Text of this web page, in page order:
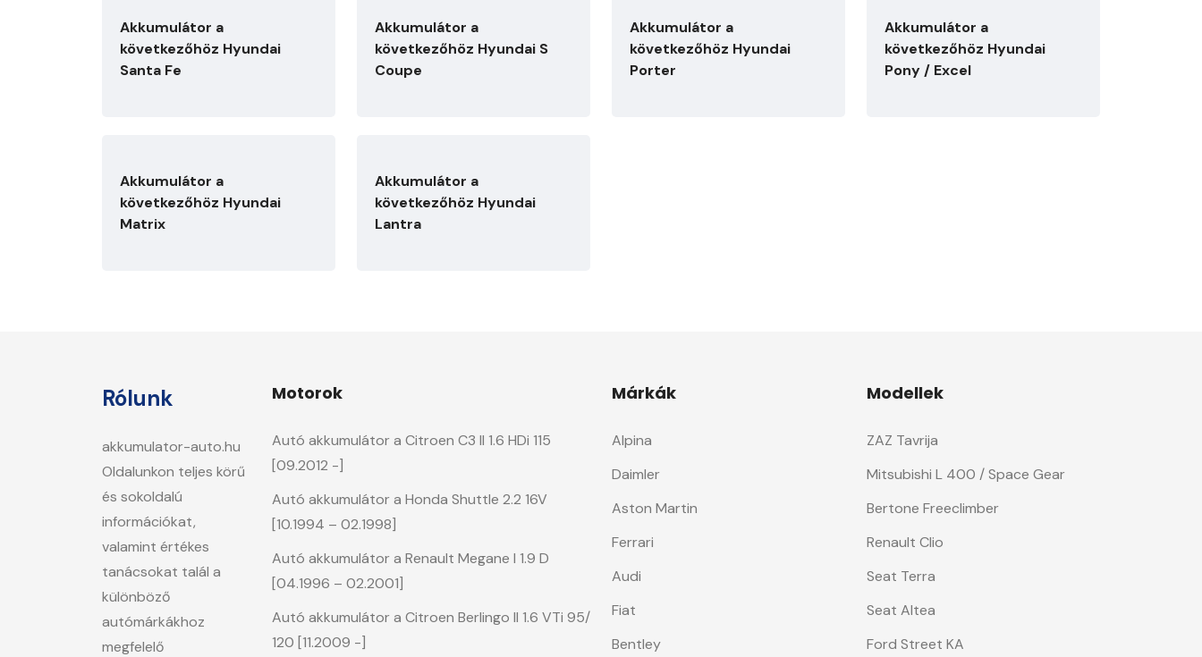
Akkumulátor a
következőhöz Hyundai
Santa Fe
Akkumulátor a
következőhöz Hyundai S
Coupe
Akkumulátor a
következőhöz Hyundai
Porter
Akkumulátor a
következőhöz Hyundai
Pony / Excel
Akkumulátor a
következőhöz Hyundai
Matrix
Akkumulátor a
következőhöz Hyundai
Lantra
Rólunk
akkumulator-auto.hu
Oldalunkon teljes körű
és sokoldalú
információkat,
valamint értékes
tanácsokat talál a
különböző
autómárkákhoz
megfelelő
Motorok
Autó akkumulátor a Citroen C3 II 1.6 HDi 115
[09.2012 -]
Autó akkumulátor a Honda Shuttle 2.2 16V
[10.1994 – 02.1998]
Autó akkumulátor a Renault Megane I 1.9 D
[04.1996 – 02.2001]
Autó akkumulátor a Citroen Berlingo II 1.6 VTi 95/
120 [11.2009 -]
Márkák
Alpina
Daimler
Aston Martin
Ferrari
Audi
Fiat
Bentley
Modellek
ZAZ Tavrija
Mitsubishi L 400 / Space Gear
Bertone Freeclimber
Renault Clio
Seat Terra
Seat Altea
Ford Street KA